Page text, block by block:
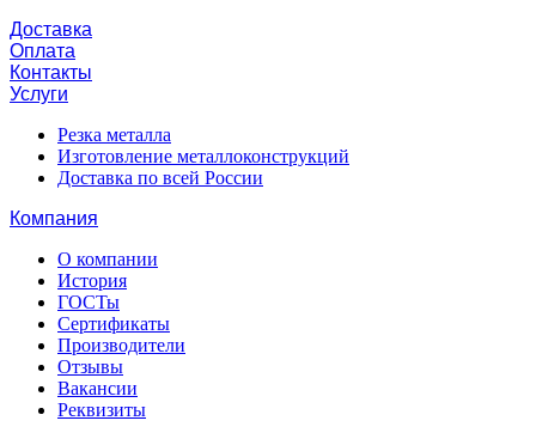
Доставка
Оплата
Контакты
Услуги
Резка металла
Изготовление металлоконструкций
Доставка по всей России
Компания
О компании
История
ГОСТы
Сертификаты
Производители
Отзывы
Вакансии
Реквизиты